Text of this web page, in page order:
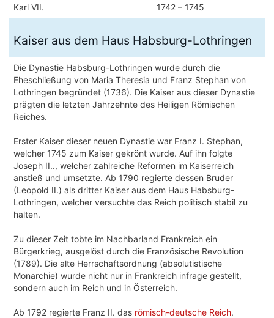
Karl VII.
1742 – 1745
Kaiser aus dem Haus Habsburg-Lothringen
Die Dynastie Habsburg-Lothringen wurde durch die
Eheschließung von Maria Theresia und Franz Stephan von
Lothringen begründet (1736). Die Kaiser aus dieser Dynastie
prägten die letzten Jahrzehnte des Heiligen Römischen
Reiches.
Erster Kaiser dieser neuen Dynastie war Franz I. Stephan,
welcher 1745 zum Kaiser gekrönt wurde. Auf ihn folgte
Joseph II.., welcher zahlreiche Reformen im Kaiserreich
anstieß und umsetzte. Ab 1790 regierte dessen Bruder
(Leopold II.) als dritter Kaiser aus dem Haus Habsburg-
Lothringen, welcher versuchte das Reich politisch stabil zu
halten.
Zu dieser Zeit tobte im Nachbarland Frankreich ein
Bürgerkrieg, ausgelöst durch die Französische Revolution
(1789). Die alte Herrschaftsordnung (absolutistische
Monarchie) wurde nicht nur in Frankreich infrage gestellt,
sondern auch im Reich und in Österreich.
Ab 1792 regierte Franz II. das römisch-deutsche Reich.